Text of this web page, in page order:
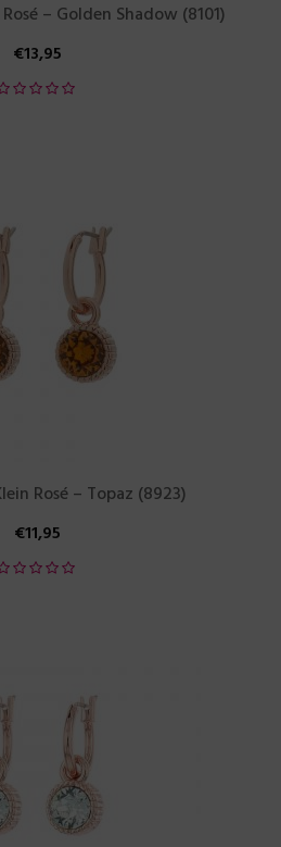
– Golden Shadow (8101)
€13,95
Rosé – Topaz (8923)
€11,95